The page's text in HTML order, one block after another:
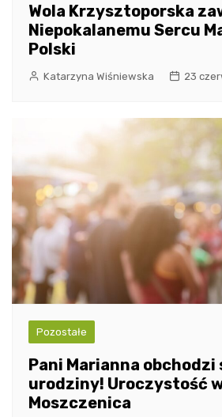
Wola Krzysztoporska
Niepokalanemu Sercu
Polski
Katarzyna Wiśniewska 23
Pozostałe
Pani Marianna obchodzi
urodziny! Uroczystość
Moszczenica